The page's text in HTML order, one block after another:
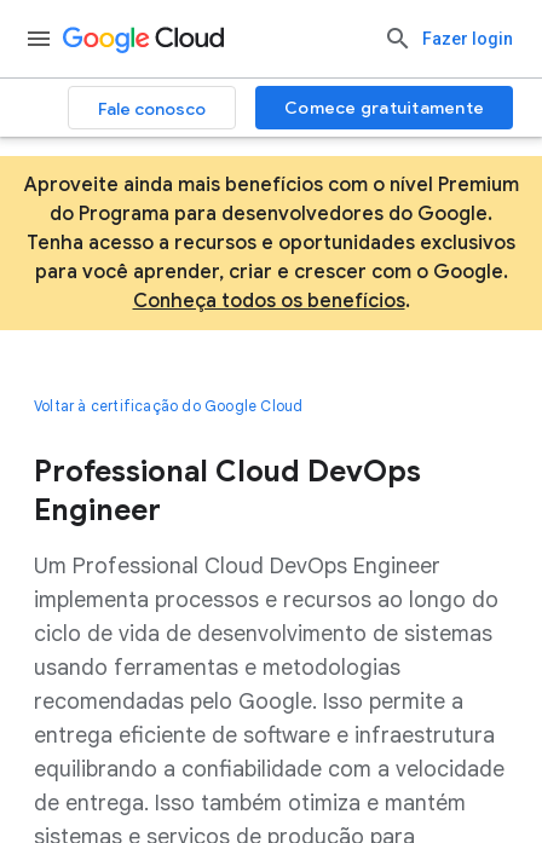
Fazer login
Fale conosco Comece gratuitamente
Aproveite ainda mais benefícios com o nível Premium
do Programa para desenvolvedores do Google.
Tenha acesso a recursos e oportunidades exclusivos
para você aprender, criar e crescer com o Google.
Conheça todos os benefícios.
Voltar à certificação do Google Cloud
Professional Cloud DevOps
Engineer
Um Professional Cloud DevOps Engineer
implementa processos e recursos ao longo do
ciclo de vida de desenvolvimento de sistemas
usando ferramentas e metodologias
recomendadas pelo Google. Isso permite a
entrega eficiente de software e infraestrutura
equilibrando a confiabilidade com a velocidade
de entrega. Isso também otimiza e mantém
sistemas e serviços de produção para